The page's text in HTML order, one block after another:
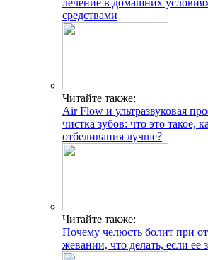
средствами
Читайте также:
Air Flow и ультразвуковая
чистка зубов: что это такое,
отбеливания лучше?
Читайте также:
Почему челюсть болит при
жевании, что делать, если ее